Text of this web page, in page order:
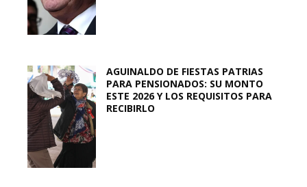
AGUINALDO DE FIESTAS PATRIAS
PARA PENSIONADOS: SU MONTO
ESTE 2026 Y LOS REQUISITOS PARA
RECIBIRLO